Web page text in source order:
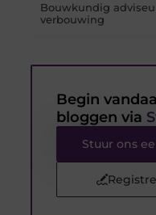
Bouwkundig
verbouwing
Begin
bloggen via
Stuur ons